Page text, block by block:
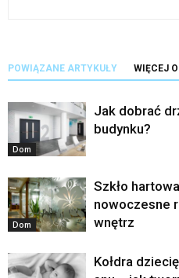
POWIĄZANE ARTYKUŁY WIĘCEJ
Dom
Jak dobrać
budynku?
Dom
Szkło
nowoczesne
wnętrz
Kołdra